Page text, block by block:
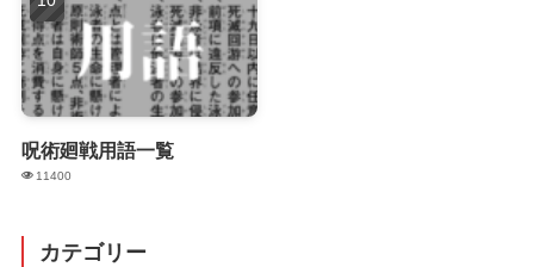
呪術廻戦用語一覧
11400
カテゴリー